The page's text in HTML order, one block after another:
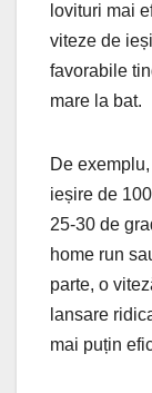
lovituri mai
viteze de
favorabile
mare la bat.
De
ieșire de
25-30 de
home run
parte, o
lansare
mai puțin